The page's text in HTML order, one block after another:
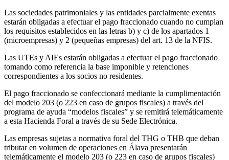
Las sociedades patrimoniales y las entidades parcialmente exentas
estarán obligadas a efectuar el pago fraccionado cuando no cumplan
los requisitos establecidos en las letras b) y c) de los apartados 1
(microempresas) y 2 (pequeñas empresas) del art. 13 de la NFIS.
Las UTEs y AIEs estarán obligadas a efectuar el pago fraccionado
tomando como referencia la base imponible y retenciones
correspondientes a los socios no residentes.
El pago fraccionado se confeccionará mediante la cumplimentación
del modelo 203 (o 223 en caso de grupos fiscales) a través del
programa de ayuda “modelos fiscales” y se remitirá telemáticamente
a esta Hacienda Foral a través de su Sede Electrónica.
Las empresas sujetas a normativa foral del THG o THB que deban
tributar en volumen de operaciones en Álava presentarán
telemáticamente el modelo 203 (o 223 en caso de grupos fiscales)